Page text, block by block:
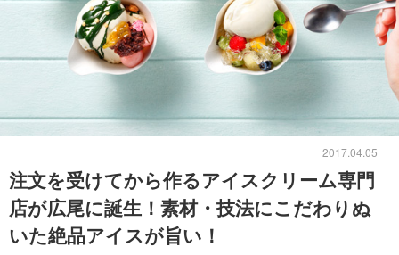
2017.04.05
注文を受けてから作るアイスクリーム専門
店が広尾に誕生！素材・技法にこだわりぬ
いた絶品アイスが旨い！